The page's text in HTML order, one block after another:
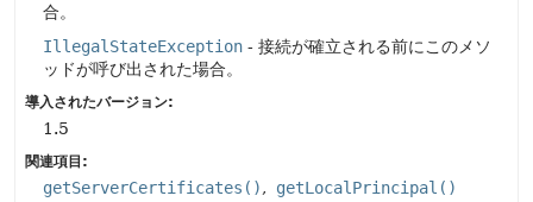
合。
IllegalStateException - 接続が確立される前にこのメソ
ッドが呼び出された場合。
導入されたバージョン:
1.5
関連項目:
getServerCertificates() getLocalPrincipal()